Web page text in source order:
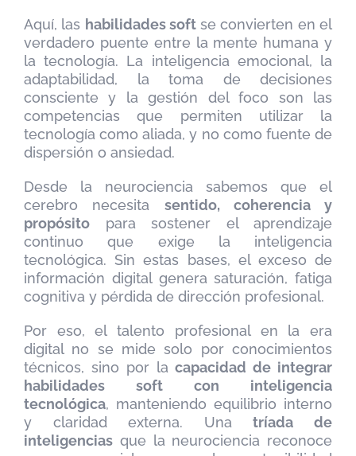
Aquí, las habilidades softse convierten en el
verdadero puente entre la mente humana y
la tecnología. La inteligencia emocional, la
adaptabilidad, la toma de decisiones
consciente y la gestión del foco son las
competencias que permiten utilizar la
tecnología como aliada, y no como fuente de
dispersión o ansiedad.
Desde la neurociencia sabemos que el
cerebro necesita sentido, coherencia y
propósito para sostener el aprendizaje
continuo que exige la inteligencia
tecnológica. Sin estas bases, el exceso de
información digital genera saturación, fatiga
cognitiva y pérdida de dirección profesional.
Por eso, el talento profesional en la era
digital no se mide solo por conocimientos
técnicos, sino por lacapacidad de integrar
habilidades soft con inteligencia
tecnológica, manteniendo equilibrio interno
y claridad externa. Unatríada de
inteligencias que la neurociencia reconoce